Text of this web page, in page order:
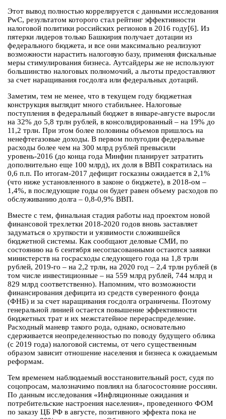
Этот вывод полностью коррелируется с данными исследования
PwC, результатом которого стал рейтинг эффективности
налоговой политики российских регионов в 2016 году[6]. Из
пятерки лидеров только Башкирия получает дотации из
федерального бюджета, и все они максимально реализуют
возможности нарастить налоговую базу, применяя фискальные
меры стимулирования бизнеса. Аутсайдеры же не используют
большинство налоговых полномочий, а льготы предоставляют
за счет наращивания госдолга или федеральных дотаций.
Заметим, тем не менее, что в текущем году бюджетная
конструкция выглядит много стабильнее. Налоговые
поступления в федеральный бюджет в январе-августе выросли
на 32% до 5,8 трлн рублей, в консолидированный – на 19% до
11,2 трлн. При этом более половины объемов пришлось на
ненефтегазовые доходы. В первом полугодии федеральные
расходы более чем на 300 млрд рублей превысили
уровень-2016 (до конца года Минфин планирует затратить
дополнительно еще 100 млрд), их доля в ВВП сократилась на
0,6 п.п. По итогам-2017 дефицит госказны ожидается в 2,1%
(что ниже установленного в законе о бюджете), в 2018-ом –
1,4%, в последующие годы он будет равен объему расходов по
обслуживанию долга – 0,8-0,9% ВВП.
Вместе с тем, финальная стадия работы над проектом новой
финансовой трехлетки 2018-2020 годов вновь заставляет
задуматься о хрупкости и уязвимости сложившейся
бюджетной системы. Как сообщают деловые СМИ, по
состоянию на 6 сентября несогласованными остаются заявки
министерств на госрасходы следующего года на 1,8 трлн
рублей, 2019-го – на 2,2 трлн, на 2020 год – 2,4 трлн рублей (в
том числе инвестиционные – на 559 млрд рублей, 744 млрд и
829 млрд соответственно). Напомним, что возможности
финансирования дефицита из средств суверенного фонда
(ФНБ) и за счет наращивания госдолга ограничены. Поэтому
генеральной линией остается повышение эффективности
бюджетных трат и их межстатейное перераспределение.
Расходный маневр такого рода, однако, основательно
сдерживается неопределенностью по поводу будущего облика
(с 2019 года) налоговой системы, от чего существенным
образом зависит отношение населения и бизнеса к ожидаемым
реформам.
Тем временем наблюдаемый восстановительный рост, судя по
соцопросам, малозначимо повлиял на благосостояние россиян.
По данным исследования «Инфляционные ожидания и
потребительские настроения населения», проведенного ФОМ
по заказу ЦБ РФ в августе, позитивного эффекта пока не